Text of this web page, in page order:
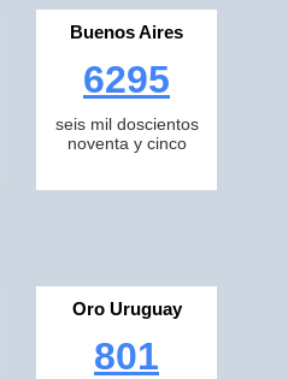
Buenos Aires
6295
seis mil doscientos
noventa y cinco
Oro Uruguay
801